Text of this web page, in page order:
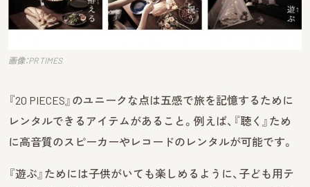
画像：PR TIMES
『20 PIECES』のユニークな点は五感で旅を記憶するために
レンタルできるアイテムがあること。例えば、『聴く』ため
に高音質のスピーカーやレコードのレンタルが可能です。
『遊ぶ』ためには子供がいても楽しめるように、子ども用テ